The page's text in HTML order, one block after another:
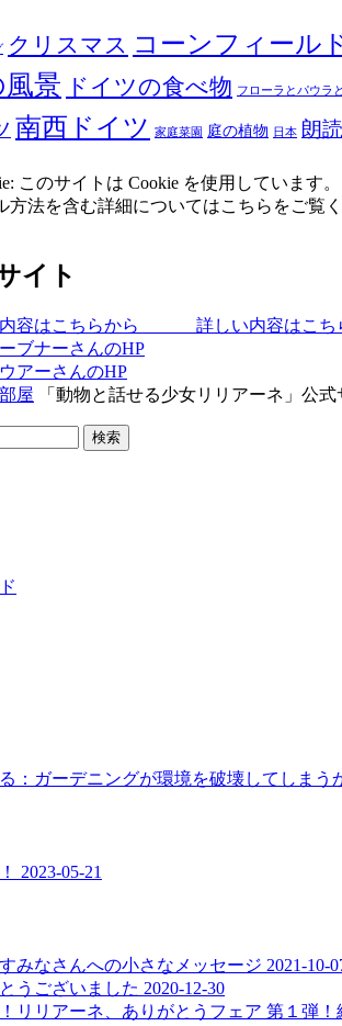
クリスマス コーンフィール
風景 ドイツの食べ物 フローラとパウラ
南西ドイツ 家庭菜園 庭の植物 日本 朗
このサイトは Cookie を使用しています
方法を含む詳細についてはこちらをご覧
イト
詳しい内容はこち
ブナーさんのHP
アーさんのHP
屋 「動物と話せる少女リリアーネ」公式
：ガーデニングが環境を破壊してしまう
2023-05-21
みなさんへの小さなメッセージ 2021-10-
うございました 2020-12-30
リリアーネ、ありがとうフェア 第１弾！